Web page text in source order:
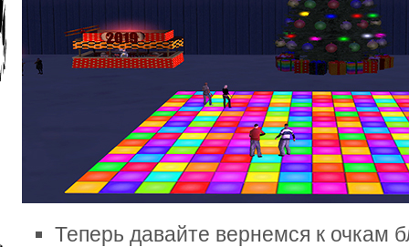
Теперь давайте вернемся к очкам